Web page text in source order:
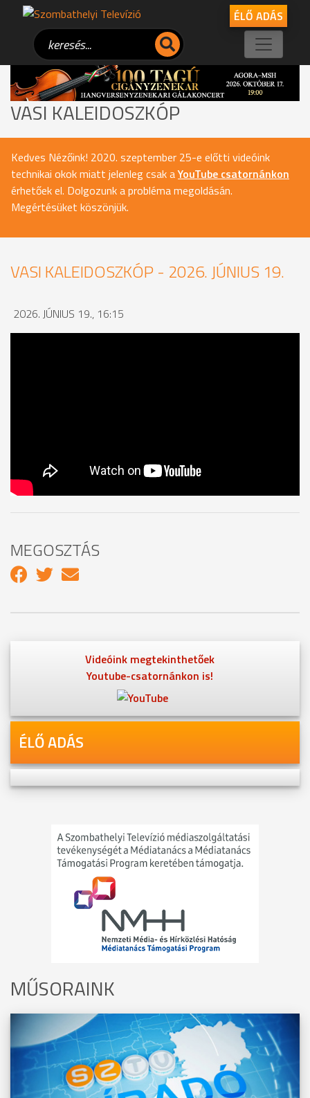
ÉLŐ ADÁS
VASI KALEIDOSZKÓP
Kedves Nézőink! 2020. szeptember 25-e előtti videóink
technikai okok miatt jelenleg csak aYouTube csatornánkon
érhetőek el. Dolgozunk a probléma megoldásán.
Megértésüket köszönjük.
VASI KALEIDOSZKÓP - 2026. JÚNIUS 19.
2026. JÚNIUS 19., 16:15
MEGOSZTÁS
Videóink megtekinthetőek
Youtube-csatornánkon is!
ÉLŐ ADÁS
MŰSORAINK